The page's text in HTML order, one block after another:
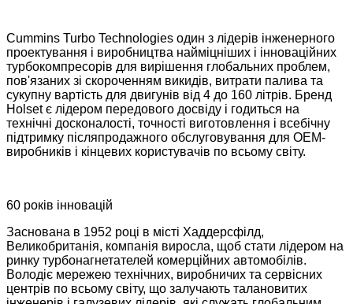
Cummins Turbo Technologies один з лідерів інженерного
проектування і виробництва найміцніших і інноваційних
турбокомпресорів для вирішення глобальних проблем,
пов'язаних зі скороченням викидів, витрати палива та
сукупну вартість для двигунів від 4 до 160 літрів. Бренд
Holset є лідером передового досвіду і годиться на
технічні досконалості, точності виготовлення і всебічну
підтримку післяпродажного обслуговування для OEM-
виробників і кінцевих користувачів по всьому світу.
60 років інновацій
Заснована в 1952 році в місті Хаддерсфілд,
Великобританія, компанія виросла, щоб стати лідером на
ринку турбонагнетателей комерційних автомобілів.
Володіє мережею технічних, виробничих та сервісних
центрів по всьому світу, що залучають талановитих